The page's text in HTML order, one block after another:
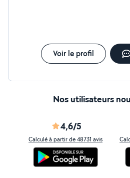
Voir le profil
Nos utilisateurs
4,6/5
Calculé à partir de 48731 avis